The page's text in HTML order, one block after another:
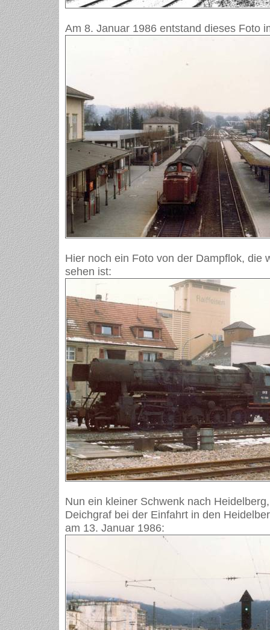
Am 8. Januar 1986 entstand dieses Foto
Hier noch ein Foto von der Dampflok, die
sehen ist:
Nun ein kleiner Schwenk nach
Deichgraf bei der Einfahrt in den
am 13. Januar 1986: